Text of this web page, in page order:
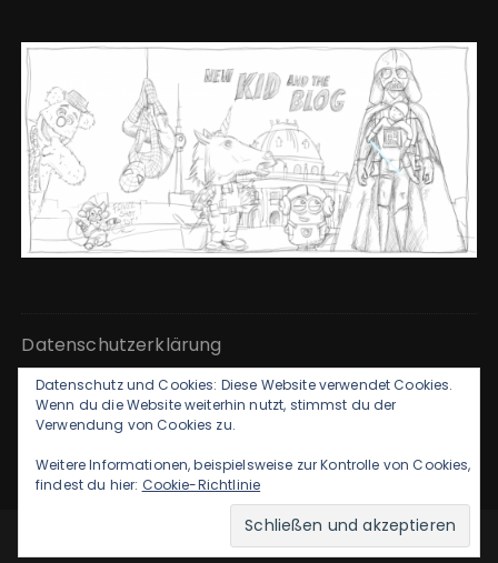
Datenschutzerklärung
Kontakt & Impressum
Everestthemes
Datenschutz und Cookies: Diese Website verwendet Cookies.
Wenn du die Website weiterhin nutzt, stimmst du der
Verwendung von Cookies zu.
Weitere Informationen, beispielsweise zur Kontrolle von Cookies,
findest du hier: Cookie-Richtlinie